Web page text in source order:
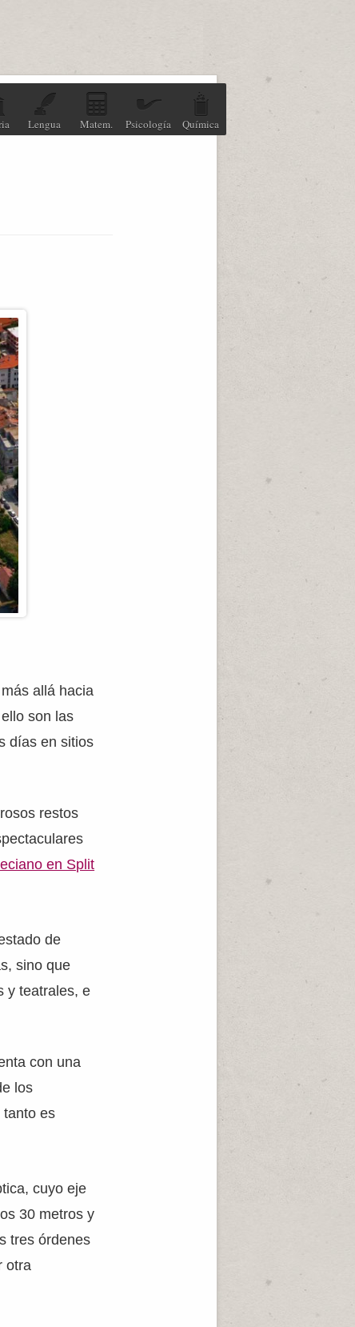
Lengua Matem. Psicología Química
allá hacia
son las
días en sitios
restos
en Split
de
sino que
y teatrales, e
con una
los
tanto es
cuyo eje
30 metros y
tres órdenes
otra